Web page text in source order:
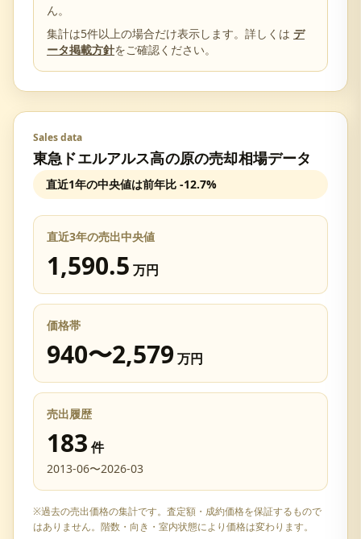
ん。
集計は5件以上の場合だけ表示します。詳しくは デ
ータ掲載方針をご確認ください。
Sales data
東急ドエルアルス高の原の売却相場データ
直近1年の中央値は前年比 -12.7%
直近3年の売出中央値
1,590.5 万円
価格帯
940〜2,579 万円
売出履歴
183 件
2013-06〜2026-03
※過去の売出価格の集計です。査定額・成約価格を保証するもので
はありません。階数・向き・室内状態により価格は変わります。